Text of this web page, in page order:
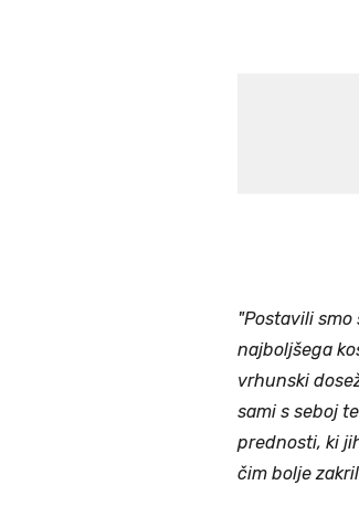
"Postavili
najboljšega
vrhunski
sami s seboj
prednosti, ki
čim bolje